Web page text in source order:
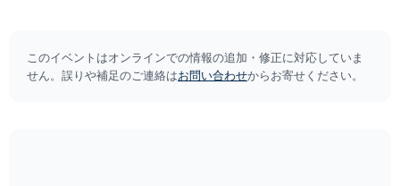
このイベントはオンラインでの情報の追加・修正に対応していま
せん。誤りや補足のご連絡はお問い合わせからお寄せください。